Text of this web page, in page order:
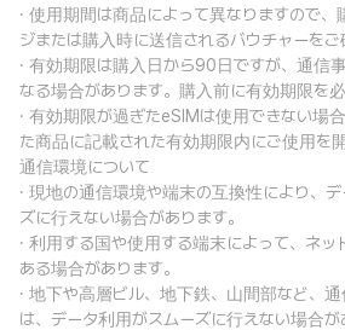
· 使用期間は商品によって異なりますので
ジまたは購入時に送信されるバウチャーをご
· 有効期限は購入日から90日ですが、通信
なる場合があります。購入前に有効期限を必
· 有効期限が過ぎたeSIMは使用できない場
た商品に記載された有効期限内にご使用を開
通信環境について
· 現地の通信環境や端末の互換性により、
ズに行えない場合があります。
· 利用する国や使用する端末によって、ネッ
ある場合があります。
· 地下や高層ビル、地下鉄、山間部など、
は、データ利用がスムーズに行えない場合が